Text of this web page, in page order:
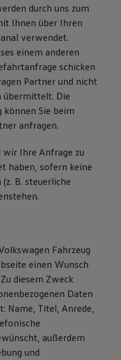
durch uns zum
Ihnen über Ihren
verwendet.
einem anderen
schicken
Partner und nicht
übermittelt. Die
können Sie beim
anfragen.
Ihre Anfrage zu
haben, sofern keine
B. steuerliche
Fahrzeug
einen Wunsch
diesem Zweck
Daten
Name, Titel, Anrede,
außerdem
und